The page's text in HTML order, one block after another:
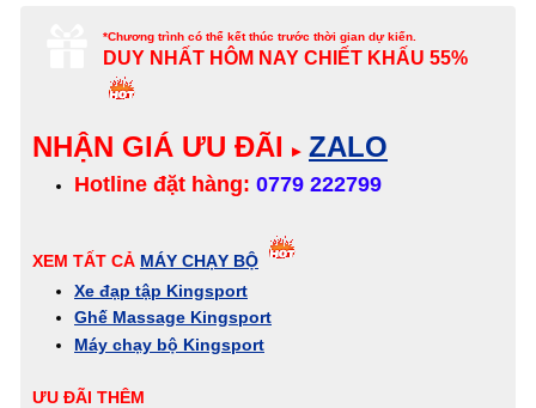
*Chương trình có thể kết thúc trước thời gian dự kiến.
DUY NHẤT HÔM NAYCHIẾT KHẤU 55%
NHẬN GIÁ ƯU ĐÃI ▸ ZALO
Hotline đặt hàng: 0779 222799
XEM TẤT CẢ MÁY CHẠY BỘ
Xe đạp tập Kingsport
Ghế Massage Kingsport
Máy chạy bộ Kingsport
ƯU ĐÃI THÊM